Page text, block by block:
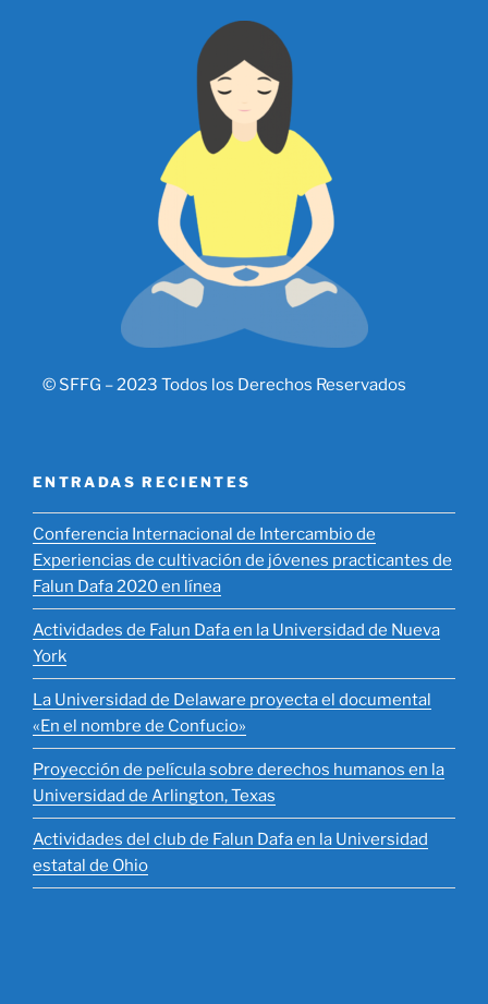
© SFFG – 2023 Todos los Derechos Reservados
ENTRADAS RECIENTES
​Conferencia Internacional de Intercambio de
Experiencias de cultivación de jóvenes practicantes de
Falun Dafa 2020 en línea
Actividades de Falun Dafa en la Universidad de Nueva
York
La Universidad de Delaware proyecta el documental
«En el nombre de Confucio»
Proyección de película sobre derechos humanos en la
Universidad de Arlington, Texas
Actividades del club de Falun Dafa en la Universidad
estatal de Ohio